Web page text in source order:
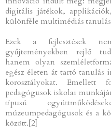
digitális játékok,
különféle multimédiás
Ezek a fejlesztések
gyűjteményekben rejlő
hanem olyan
egész életen át tartó tanulás
korosztályokat. Emellett
pedagógusok iskolai
típusú
múzeumpedagógusok és a
között.[2]